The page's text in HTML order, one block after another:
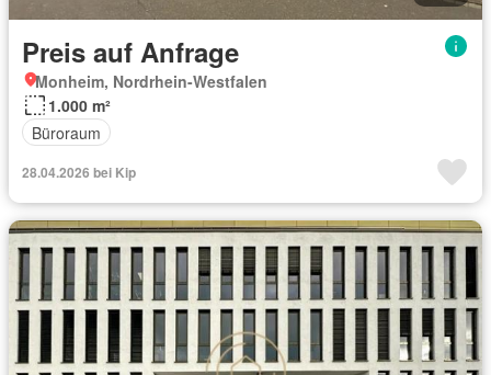
Preis auf Anfrage
Monheim, Nordrhein-Westfalen
1.000 m²
Büroraum
28.04.2026 bei Kip